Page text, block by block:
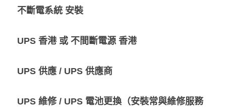
不斷電系統 安裝
UPS 香港 或 不間斷電源 香港
UPS 供應 / UPS 供應商
UPS 維修 / UPS 電池更換（安裝常與維修服務